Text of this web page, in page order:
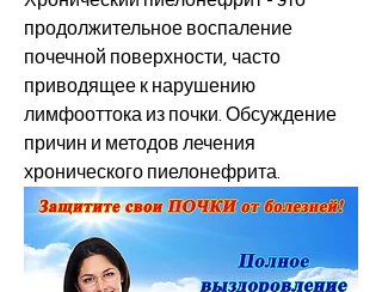
продолжительное воспаление
почечной поверхности, часто
приводящее к нарушению
лимфооттока из почки. Обсуждение
причин и методов лечения
хронического пиелонефрита.